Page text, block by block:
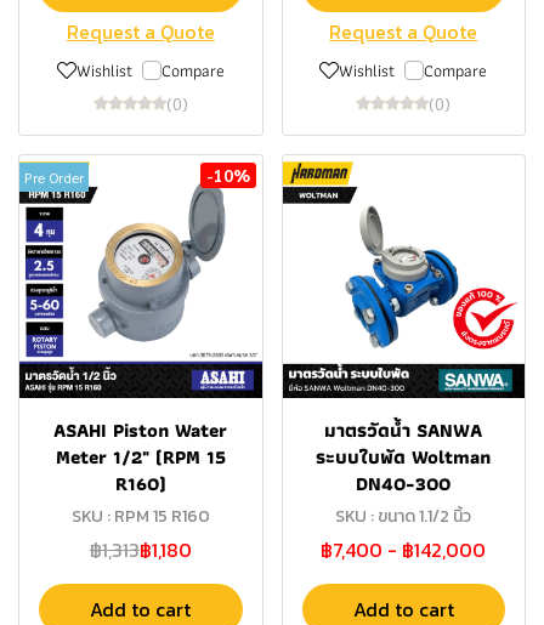
Request a Quote
Wishlist Compare
(0)
Request a Quote
Wishlist Compare
(0)
Pre Order -10%
ASAHI Piston Water
Meter 1/2" (RPM 15
R160)
SKU : RPM 15 R160
฿1,313฿1,180
Add to cart
มาตรวัดน้ำ SANWA
ระบบใบพัด Woltman
DN40-300
SKU : ขนาด 1.1/2 นิ้ว
฿7,400 - ฿142,000
Add to cart